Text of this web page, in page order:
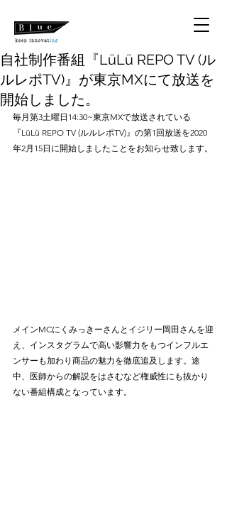
自社制作番組『LüLü REPO TV (ル
ルレポTV)』が東京MXにて放送を
開始しました。
毎月第3土曜日14:30~東京MXで放送されている
『LüLü REPO TV (ルルレポTV)』の第1回放送を2020
年2月15日に開始しましたことをお知らせ致します。
メインMCにくみっきーさんとイジリー岡田さんを迎
え、インスタグラムで高い影響力をもつインフルエ
ンサーも加わり商品の魅力を徹底追及します。途
中、医師からの解説をはさむなど権威性にも抜かり
ない番組構成となっています。